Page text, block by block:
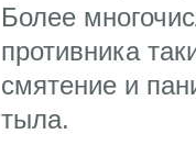
Более
противника
смятение и
тыла.